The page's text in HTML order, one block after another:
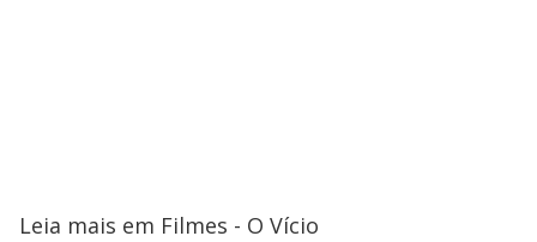
Leia mais em Filmes - O Vício